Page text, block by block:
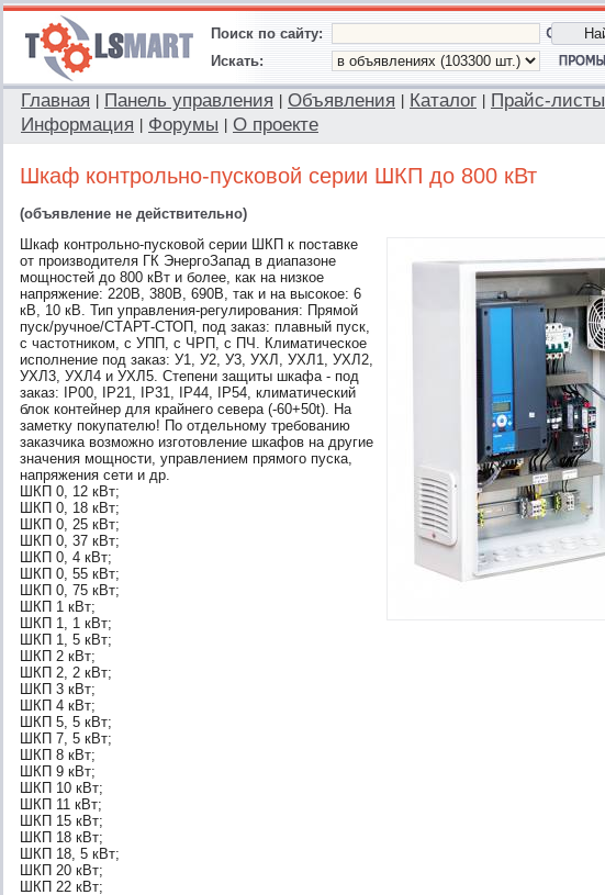
Поиск по сайту:
Искать:
Главная Панель управления Объявления Каталог Прайс-листы
Информация Форумы О проекте
Шкаф контрольно-пусковой серии ШКП до 800 кВт
(объявление не действительно)
Шкаф контрольно-пусковой серии ШКП к поставке
от производителя ГК ЭнергоЗапад в диапазоне
мощностей до 800 кВт и более, как на низкое
напряжение: 220В, 380В, 690В, так и на высокое: 6
кВ, 10 кВ. Тип управления-регулирования: Прямой
пуск/ручное/СТАРТ-СТОП, под заказ: плавный пуск,
с частотником, с УПП, с ЧРП, с ПЧ. Климатическое
исполнение под заказ: У1, У2, У3, УХЛ, УХЛ1, УХЛ2,
УХЛ3, УХЛ4 и УХЛ5. Степени защиты шкафа - под
заказ: IP00, IP21, IP31, IP44, IP54, климатический
блок контейнер для крайнего севера (-60+50t). На
заметку покупателю! По отдельному требованию
заказчика возможно изготовление шкафов на другие
значения мощности, управлением прямого пуска,
напряжения сети и др.
ШКП 0, 12 кВт;
ШКП 0, 18 кВт;
ШКП 0, 25 кВт;
ШКП 0, 37 кВт;
ШКП 0, 4 кВт;
ШКП 0, 55 кВт;
ШКП 0, 75 кВт;
ШКП 1 кВт;
ШКП 1, 1 кВт;
ШКП 1, 5 кВт;
ШКП 2 кВт;
ШКП 2, 2 кВт;
ШКП 3 кВт;
ШКП 4 кВт;
ШКП 5, 5 кВт;
ШКП 7, 5 кВт;
ШКП 8 кВт;
ШКП 9 кВт;
ШКП 10 кВт;
ШКП 11 кВт;
ШКП 15 кВт;
ШКП 18 кВт;
ШКП 18, 5 кВт;
ШКП 20 кВт;
ШКП 22 кВт;